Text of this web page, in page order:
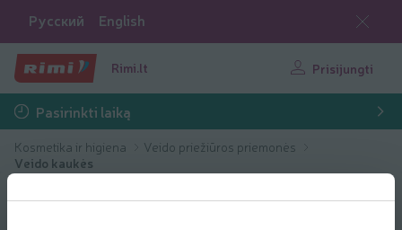
Русский English
Rimi.lt Prisijungti
Pasirinkti laiką
Kosmetika ir higiena
Veido priežiūros priemonės
Veido kaukės